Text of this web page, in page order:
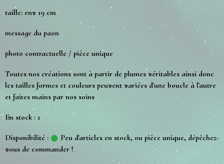
taille: env 19 cm
message du paon
photo contractuelle / pièce unique
Toutes nos créations sont à partir de plumes véritables ainsi donc
les tailles formes et couleurs peuvent variées d'une boucle à l'autre
et faites mains par nos soins
En stock : 1
Disponibilité :
Peu d'articles en stock, ou pièce unique, dépêchez-
vous de commander !